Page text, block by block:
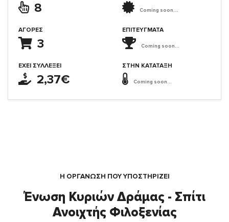
8
ΑΓΟΡΈΣ
3
ΈΧΕΙ ΣΥΛΛΈΞΕΙ
2,37€
Coming soon...
ΕΠΙΤΕΎΓΜΑΤΑ
Coming soon...
ΣΤΗΝ ΚΑΤΆΤΑΞΗ
Coming soon...
Η ΟΡΓΆΝΩΣΗ ΠΟΥ ΥΠΟΣΤΗΡΙΖΕΙ
Ένωση Κυριών Δράμας - Σπίτι
Ανοιχτής Φιλοξενίας